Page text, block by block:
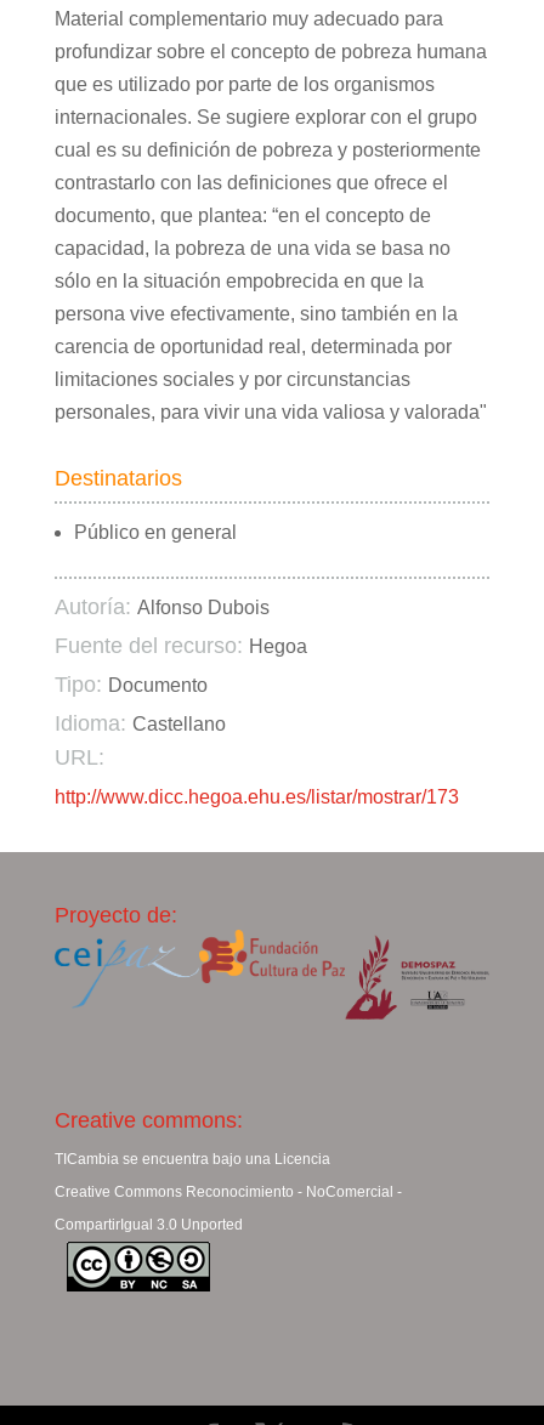
Material complementario muy adecuado para
profundizar sobre el concepto de pobreza humana
que es utilizado por parte de los organismos
internacionales. Se sugiere explorar con el grupo
cual es su definición de pobreza y posteriormente
contrastarlo con las definiciones que ofrece el
documento, que plantea: “en el concepto de
capacidad, la pobreza de una vida se basa no
sólo en la situación empobrecida en que la
persona vive efectivamente, sino también en la
carencia de oportunidad real, determinada por
limitaciones sociales y por circunstancias
personales, para vivir una vida valiosa y valorada"
Destinatarios
Público en general
Autoría: Alfonso Dubois
Fuente del recurso: Hegoa
Tipo: Documento
Idioma: Castellano
URL:
http://www.dicc.hegoa.ehu.es/listar/mostrar/173
Proyecto de:
Creative commons:
TICambia se encuentra bajo una Licencia
Creative Commons Reconocimiento - NoComercial -
CompartirIgual 3.0 Unported